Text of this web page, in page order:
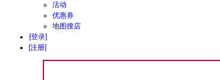
活动
优惠券
地图搜店
[登录]
[注册]